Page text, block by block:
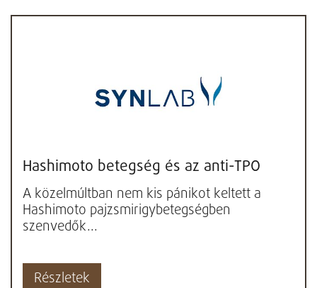
Hashimoto betegség és az anti-TPO
A közelmúltban nem kis pánikot keltett a
Hashimoto pajzsmirigybetegségben
szenvedők...
Részletek